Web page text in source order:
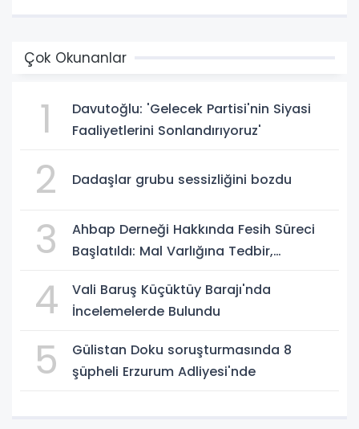
Çok Okunanlar
1
Davutoğlu: 'Gelecek Partisi'nin Siyasi
Faaliyetlerini Sonlandırıyoruz'
2 Dadaşlar grubu sessizliğini bozdu
3
Ahbap Derneği Hakkında Fesih Süreci
Başlatıldı: Mal Varlığına Tedbir,
4
Vali Baruş Küçüktüy Barajı'nda
İncelemelerde Bulundu
5
Gülistan Doku soruşturmasında 8
şüpheli Erzurum Adliyesi'nde